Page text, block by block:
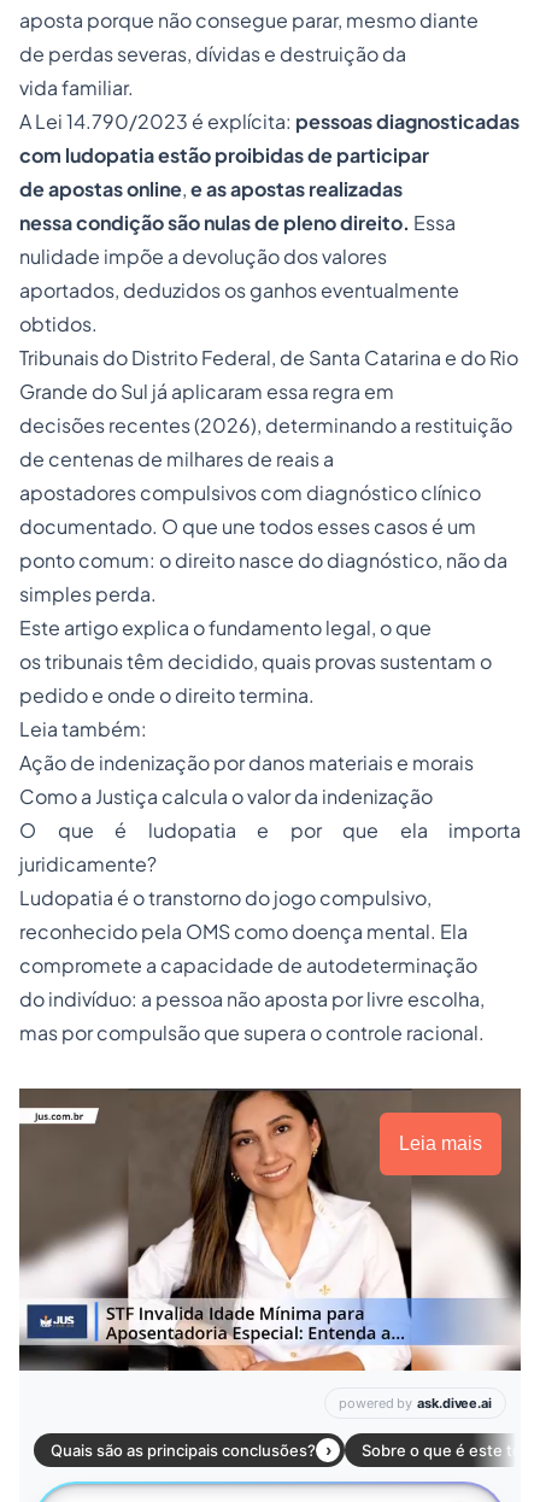
aposta porque não consegue parar, mesmo diante
de perdas severas, dívidas e destruição da
vida familiar.
ALei 14.790/2023 é explícita: pessoas diagnosticadas
com ludopatia estão proibidas de participar
de apostas online,e as apostas realizadas
nessa condição são nulas de pleno direito. Essa
nulidade impõe a devolução dos valores
aportados, deduzidos os ganhos eventualmente
obtidos.
Tribunais do Distrito Federal, de Santa Catarina e do Rio
Grande do Sul já aplicaram essa regra em
decisões recentes (2026), determinando a restituição
de centenas de milhares de reais a
apostadores compulsivos com diagnóstico clínico
documentado. O que une todos esses casos é um
ponto comum: o direito nasce do diagnóstico, não da
simples perda.
Este artigo explica o fundamento legal, o que
os tribunais têm decidido, quais provas sustentam o
pedido e onde o direito termina.
Leia também:
Ação de indenização por danos materiais e morais
Como a Justiça calcula o valor da indenização
O que é ludopatia e por que ela importa
juridicamente?
Ludopatia é o transtorno do jogo compulsivo,
reconhecido pela OMS como doença mental. Ela
compromete a capacidade de autodeterminação
do indivíduo: a pessoa não aposta por livre escolha,
mas por compulsão que supera o controle racional.
Leia mais